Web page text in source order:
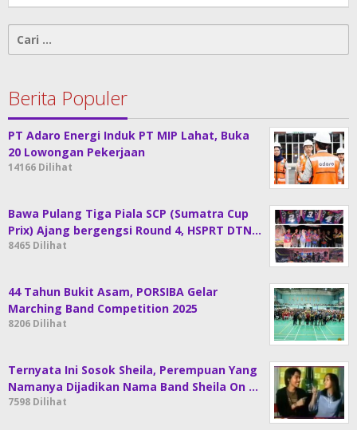
Cari
untuk:
Berita Populer
PT Adaro Energi Induk PT MIP Lahat, Buka
20 Lowongan Pekerjaan
14166 Dilihat
Bawa Pulang Tiga Piala SCP (Sumatra Cup
Prix) Ajang bergengsi Round 4, HSPRT DTN…
8465 Dilihat
44 Tahun Bukit Asam, PORSIBA Gelar
Marching Band Competition 2025
8206 Dilihat
Ternyata Ini Sosok Sheila, Perempuan Yang
Namanya Dijadikan Nama Band Sheila On …
7598 Dilihat